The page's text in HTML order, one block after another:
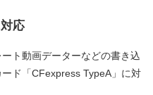
応
ト動画データーなどの書き込
ド「CFexpress TypeA」に対